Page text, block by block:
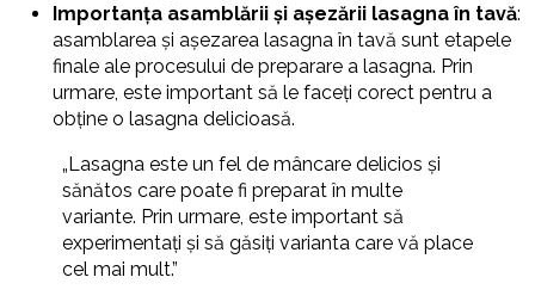
Importanța asamblării și așezării lasagna în tavă:
asamblarea și așezarea lasagna în tavă sunt etapele
finale ale procesului de preparare a lasagna. Prin
urmare, este important să le faceți corect pentru a
obține o lasagna delicioasă.
„Lasagna este un fel de mâncare delicios și
sănătos care poate fi preparat în multe
variante. Prin urmare, este important să
experimentați și să găsiți varianta care vă place
cel mai mult.”